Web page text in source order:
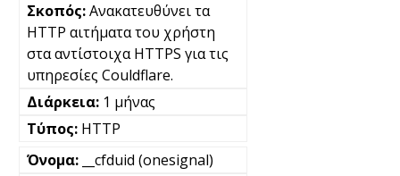
Ανακατευθύνει τα
HTTP αιτήματα του χρήστη
στα αντίστοιχα HTTPS για τις
υπηρεσίες Couldflare.
1 μήνας
HTTP
__cfduid (onesignal)